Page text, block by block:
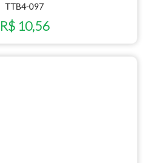
TTB4-097
R$ 10,56